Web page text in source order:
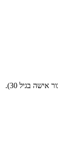
בגיל 30).